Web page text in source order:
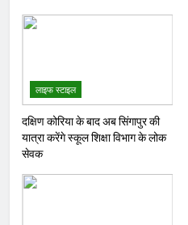
लाइफ स्टाइल
दक्षिण कोरिया के बाद अब सिंगापुर की
यात्रा करेंगे स्कूल शिक्षा विभाग के लोक
सेवक